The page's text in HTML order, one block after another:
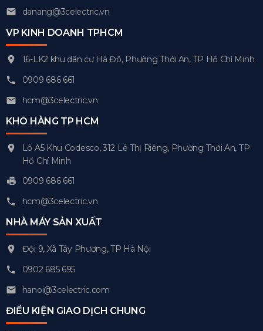
danang@3celectric.vn
VP KINH DOANH TPHCM
16-LK2 khu dân cư Hà Đô, Phường Thới An, TP Hồ Chí Minh
0909 686 661
hcm@3celectric.vn
KHO HÀNG TP HCM
Lô A5 Khu Codesco, 312 Lê Thị Riêng, Phường Thới An, TP
Hồ Chí Minh
0909 686 661
hcm@3celectric.vn
NHÀ MÁY SẢN XUẤT
Đội 9, Xã Tây Phương, TP Hà Nội
0902 685 695
hanoi@3celectric.com
ĐIỀU KIỆN GIAO DỊCH CHUNG